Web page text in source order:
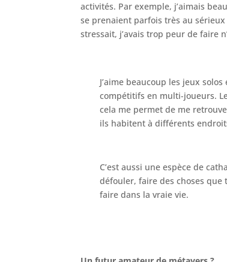
activités. Par exemple, j’aimais
se prenaient parfois très au
stressait, j’avais trop peur de faire
J’aime beaucoup les jeux solos
compétitifs en multi-joueurs.
cela me permet de me
ils habitent à différents
C’est aussi une espèce de
défouler, faire des choses que
faire dans la vraie vie.